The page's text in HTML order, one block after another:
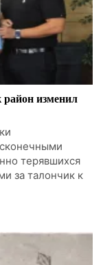
изменил
терявшихся
за талончик к